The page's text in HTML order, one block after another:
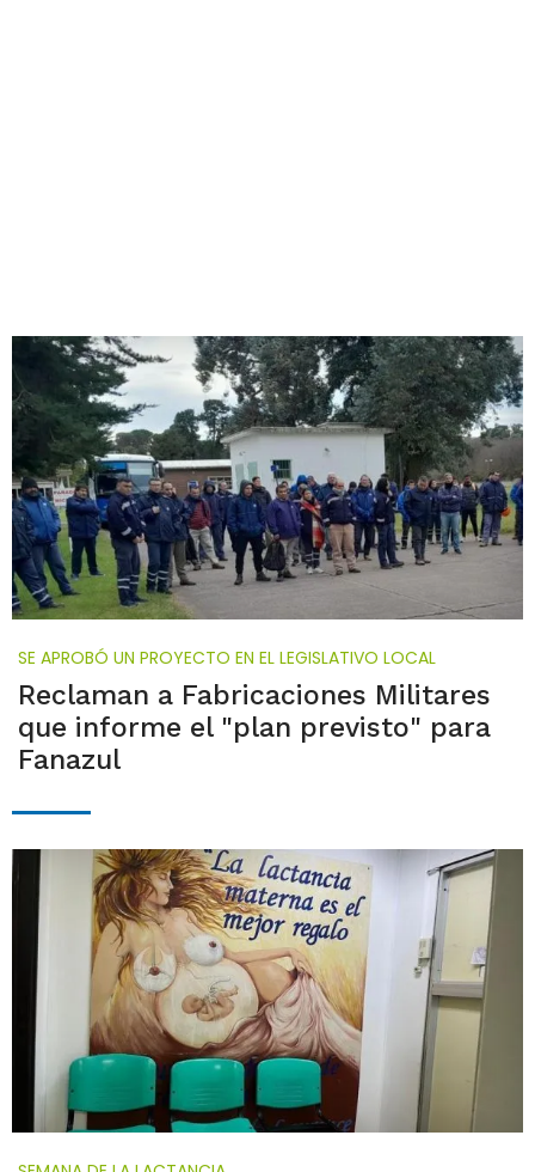
SE APROBÓ UN PROYECTO EN EL LEGISLATIVO LOCAL
Reclaman a Fabricaciones Militares
que informe el "plan previsto" para
Fanazul